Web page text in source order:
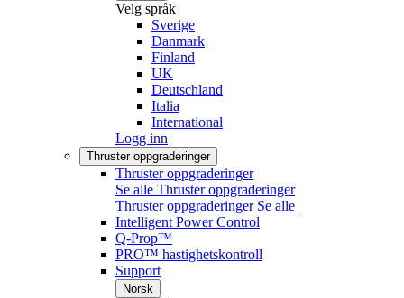
Velg språk
Sverige
Danmark
Finland
UK
Deutschland
Italia
International
Logg inn
Thruster oppgraderinger
Thruster oppgraderinger
Se alle Thruster oppgraderinger
Thruster oppgraderinger Se alle
Intelligent Power Control
Q-Prop™
PRO™ hastighetskontroll
Support
Norsk